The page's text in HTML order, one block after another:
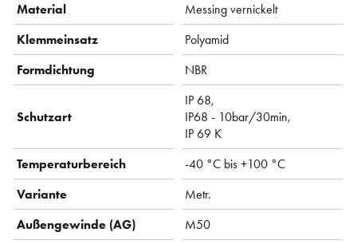
Material
Messing vernickelt
Klemmeinsatz
Polyamid
Formdichtung
NBR
Schutzart
IP 68,
IP68 - 10bar/30min,
IP 69 K
Temperaturbereich
-40 °C bis +100 °C
Variante
Metr.
Außengewinde (AG)
M50